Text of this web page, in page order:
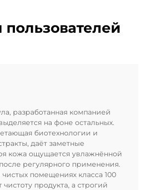
разработанная компанией
на фоне остальных.
биотехнологии и
даёт заметные
кожа ощущается увлажнённой
регулярного применения.
помещениях класса 100
чистоту продукта, а строгий